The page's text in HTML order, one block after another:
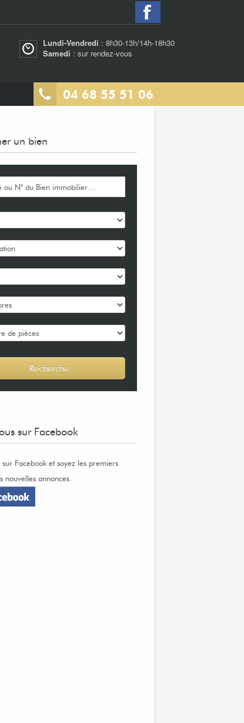
Lundi-Vendredi : 8h30-13h/14h-18h30
Samedi : sur rendez-vous
04 68 55 51 06
un bien
sur Facebook
sur Facebook et soyez les premiers
nouvelles annonces.